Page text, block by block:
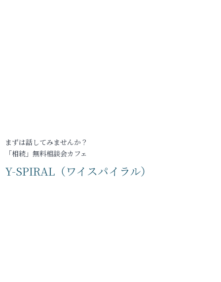
まずは話してみませんか？
「相続」無料相談会カフェ
Y-SPIRAL（ワイスパイラル）